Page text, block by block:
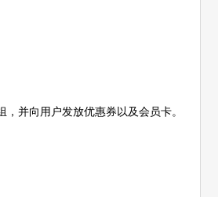
并向用户发放优惠券以及会员卡。